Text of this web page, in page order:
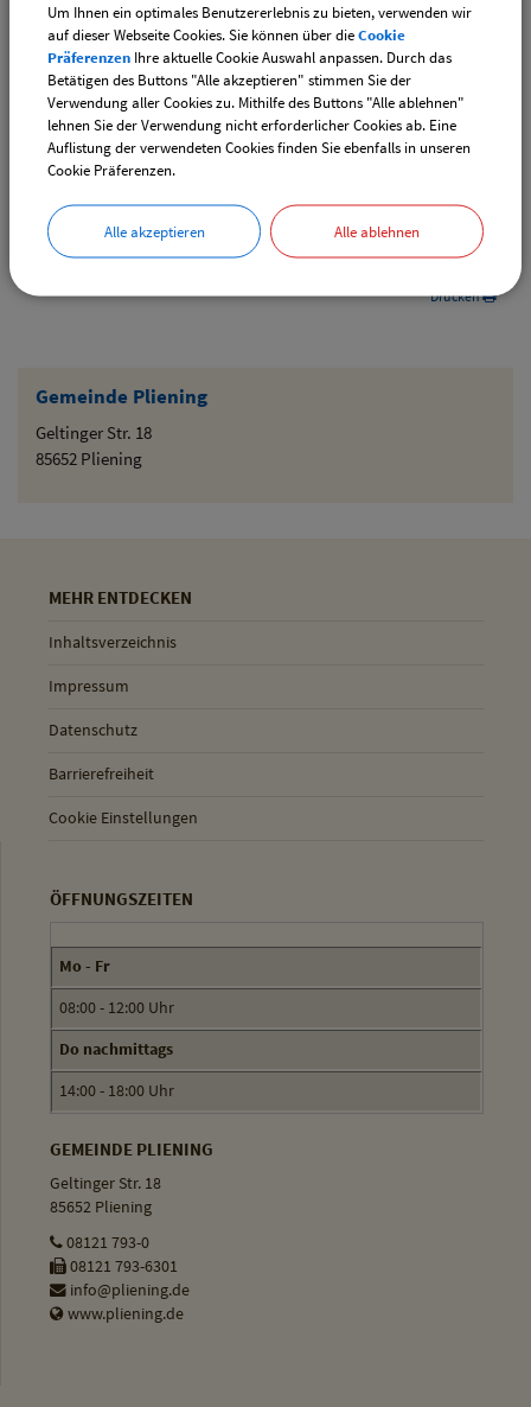
Gemeinde Pliening
Geltinger Str. 18
85652 Pliening
Leute an.
Downloads
Den gewählten Termin als VCS-Kalenderdatei
downloaden
downloaden
Drucken
MEHR ENTDECKEN
Inhaltsverzeichnis
Impressum
Datenschutz
Barrierefreiheit
Cookie Einstellungen
ÖFFNUNGSZEITEN
Mo - Fr
08:00 - 12:00 Uhr
Do nachmittags
14:00 - 18:00 Uhr
GEMEINDE PLIENING
Geltinger Str. 18
85652 Pliening
08121 793-0
08121 793-6301
info@pliening.de
www.pliening.de
Um Ihnen ein optimales Benutzererlebnis zu bieten, verwenden wir
auf dieser Webseite Cookies. Sie können über dieCookie
Präferenzen Ihre aktuelle Cookie Auswahl anpassen. Durch das
Betätigen des Buttons "Alle akzeptieren" stimmen Sie der
Verwendung aller Cookies zu. Mithilfe des Buttons "Alle ablehnen"
lehnen Sie der Verwendung nicht erforderlicher Cookies ab. Eine
Auflistung der verwendeten Cookies finden Sie ebenfalls in unseren
Cookie Präferenzen.
Alle akzeptieren Alle ablehnen